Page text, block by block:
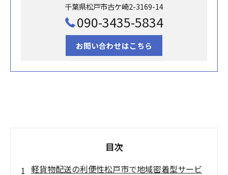
千葉県松戸市古ケ崎2-3169-14
090-3435-5834
お問い合わせはこちら
目次
軽貨物配送の利便性松戸市で地域密着型サービ